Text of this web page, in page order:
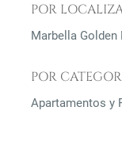
POR
Marbella Golden
POR
Apartamentos y